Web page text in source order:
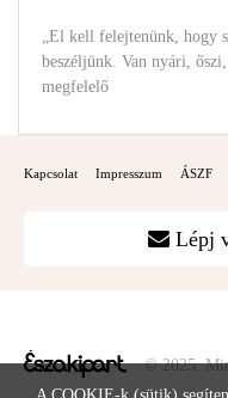
„El kell felejtenünk, hogy
beszéljünk. Van nyári,
megfelelő
Kapcsolat Impresszum ÁSZF
Lépj
© 2025.